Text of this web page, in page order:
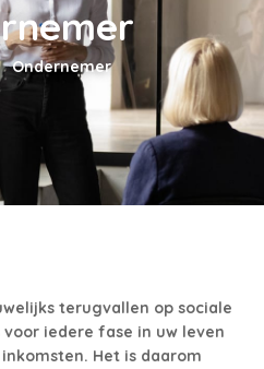
Ondernemer
terugvallen op sociale
iedere fase in uw leven
Het is daarom